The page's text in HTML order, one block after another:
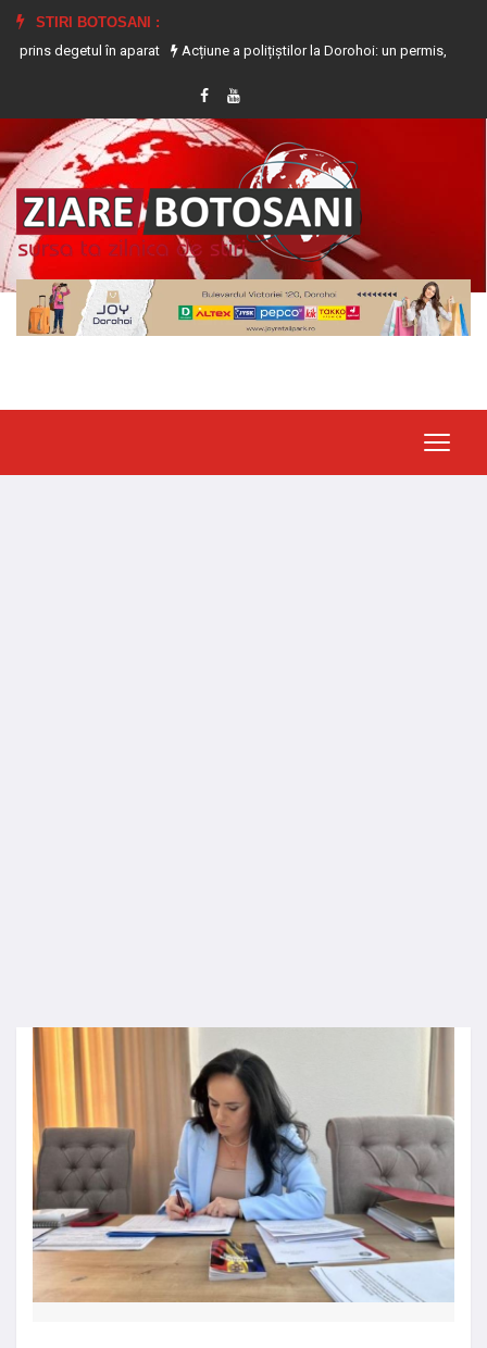
STIRI BOTOSANI :
în aparat
Acțiune a polițiștilor la Dorohoi: un permis, trei certificate și